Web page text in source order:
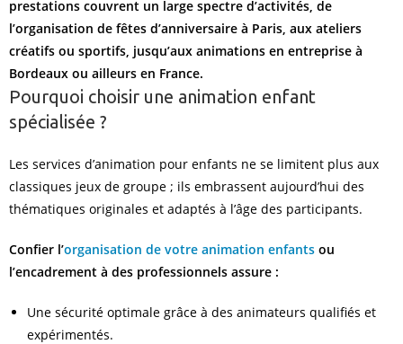
prestations couvrent un large spectre d’activités, de
l’organisation de fêtes d’anniversaire à Paris, aux ateliers
créatifs ou sportifs, jusqu’aux animations en entreprise à
Bordeaux ou ailleurs en France.
Pourquoi choisir une animation enfant
spécialisée ?
Les services d’animation pour enfants ne se limitent plus aux
classiques jeux de groupe ; ils embrassent aujourd’hui des
thématiques originales et adaptés à l’âge des participants.
Confier l’organisation de votre animation enfants ou
l’encadrement à des professionnels assure :
Une sécurité optimale grâce à des animateurs qualifiés et
expérimentés.